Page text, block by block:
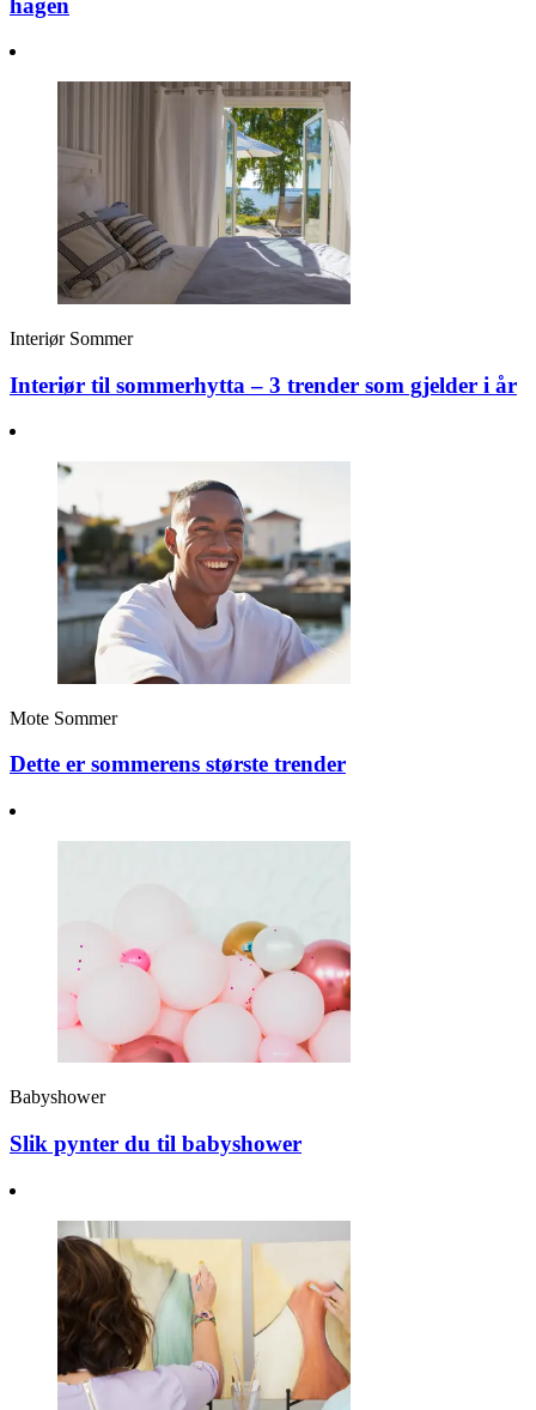
hagen
Interiør Sommer
Interiør til sommerhytta – 3 trender som gjelder i år
Mote Sommer
Dette er sommerens største trender
Babyshower
Slik pynter du til babyshower